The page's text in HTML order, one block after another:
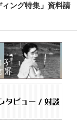
ング特集」資料請